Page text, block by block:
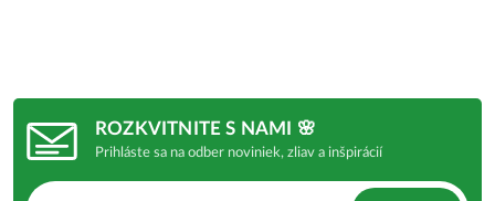
ROZKVITNITE S NAMI 🌸
Prihláste sa na odber noviniek, zliav a inšpirácií